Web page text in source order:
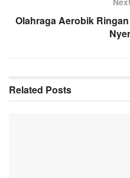
Olahraga Aerobik
Related Posts